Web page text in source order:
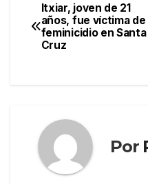
Navegación
de
Itxiar, joven de 21
años, fue víctima de
feminicidio en Santa
Cruz
Por